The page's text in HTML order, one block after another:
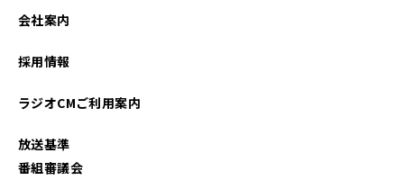
会社案内
採用情報
ラジオCMご利用案内
放送基準
番組審議会